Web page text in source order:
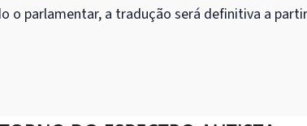
o parlamentar, a tradução será definitiva a